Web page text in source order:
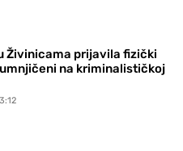
Živinicama prijavila fizički
na kriminalističkoj